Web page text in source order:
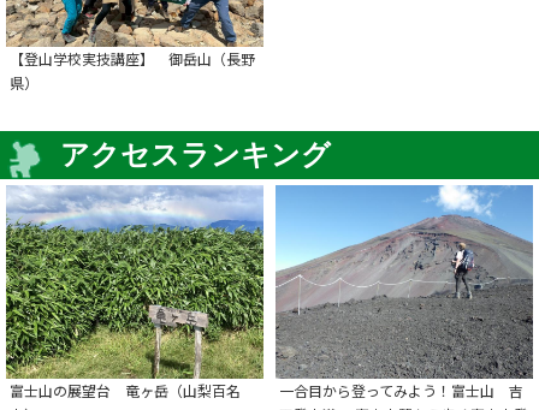
【登山学校実技講座】 御岳山（長野
県）
アクセスランキング
富士山の展望台 竜ヶ岳（山梨百名
一合目から登ってみよう！富士山 吉